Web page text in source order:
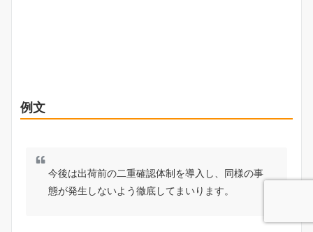
例文
今後は出荷前の二重確認体制を導入し、同様の事
態が発生しないよう徹底してまいります。